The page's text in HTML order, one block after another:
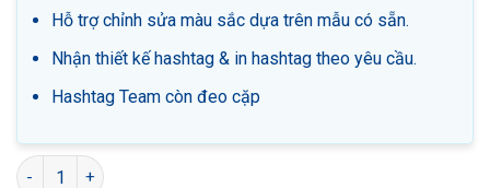
Hỗ trợ chỉnh sửa màu sắc dựa trên mẫu có sẵn.
Nhận thiết kế hashtag & in hashtag theo yêu cầu.
Hashtag Team còn đeo cặp
Hashtag Team còn đeo cặp số lượng